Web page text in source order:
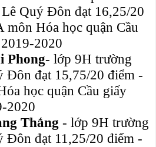
Quý Đôn đạt 16,25/20
môn Hóa học quận Cầu
2020
Phong- lớp 9H trường
Đôn đạt 15,75/20 điểm -
học quận Cầu giấy
2020
Thắng - lớp 9H trường
Đôn đạt 11,25/20 điểm -